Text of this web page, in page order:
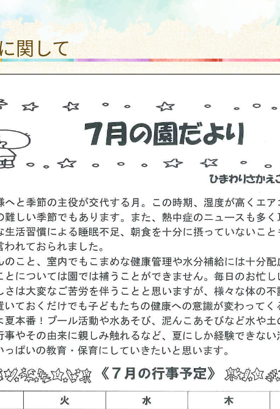
えこども園
関して